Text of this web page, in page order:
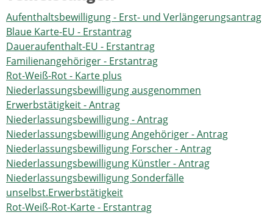
Aufenthaltsbewilligung - Erst- und Verlängerungsantrag
Blaue Karte-EU - Erstantrag
Daueraufenthalt-EU - Erstantrag
Familienangehöriger - Erstantrag
Rot-Weiß-Rot - Karte plus
Niederlassungsbewilligung ausgenommen
Erwerbstätigkeit - Antrag
Niederlassungsbewilligung - Antrag
Niederlassungsbewilligung Angehöriger - Antrag
Niederlassungsbewilligung Forscher - Antrag
Niederlassungsbewilligung Künstler - Antrag
Niederlassungsbewilligung Sonderfälle
unselbst.Erwerbstätigkeit
Rot-Weiß-Rot-Karte - Erstantrag